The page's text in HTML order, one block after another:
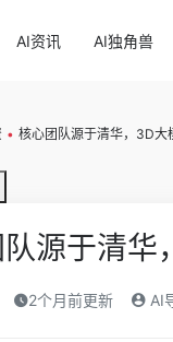
AI资讯 AI独角兽
• 核心团队源于清华，3D大
源于清华
2个月前更新 AI